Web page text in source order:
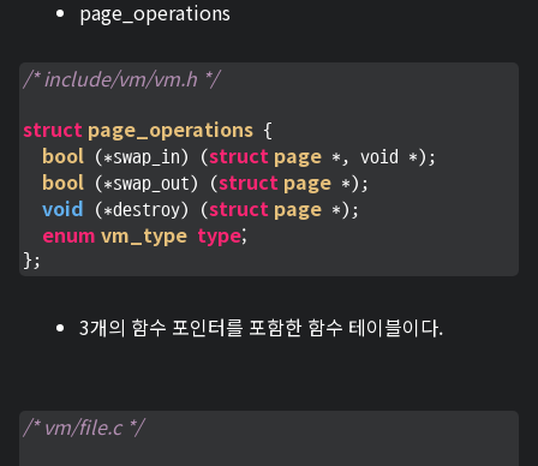
page_operations
/* include/vm/vm.h */
struct page_operations {
bool (*swap_in) (struct page *, void *);
bool (*swap_out) (struct page *);
void (*destroy) (struct page *);
enum vm_type type;
};
3개의 함수 포인터를 포함한 함수 테이블이다.
/* vm/file.c */